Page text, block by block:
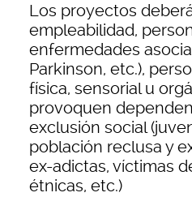
Los proyectos
empleabilidad,
enfermedades
Parkinson, etc.),
física, sensorial u
provoquen
exclusión social
población reclusa y
ex-adictas, víctimas
étnicas, etc.)